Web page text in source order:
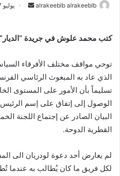
alrakeeblb alrakeeblb
ل
ر
ي
د
ا
يوليو 27, 2023
كتب محمد علوش في جريدة “الديار”
توحي مواقف مختلف الأفرقاء
الذي عاد به المبعوث الرئاسي
تسليماً بأن الأمور على المستوى
الوصول إلى إتفاق على إسم الرئيس
البيان الصادر عن إجتماع اللجنة
القطرية الدوحة.
لم يعارض أحد دعوة لودريان الى
لكل فريق ما كان يُطالب به عندما